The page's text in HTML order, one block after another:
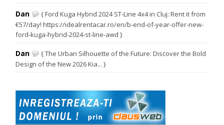
Dan
{ Ford Kuga Hybrid 2024 ST-Line 4x4 in Cluj: Rent it from
€57/day! https://idealrentacar.ro/en/b-end-of-year-offer-new-
ford-kuga-hybrid-2024-st-line-awd }
Dan
{ The Urban Silhouette of the Future: Discover the Bold
Design of the New 2026 Kia... }